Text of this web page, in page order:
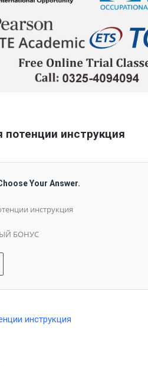
потенции инструкция
Your Answer.
инструкция
БОНУС